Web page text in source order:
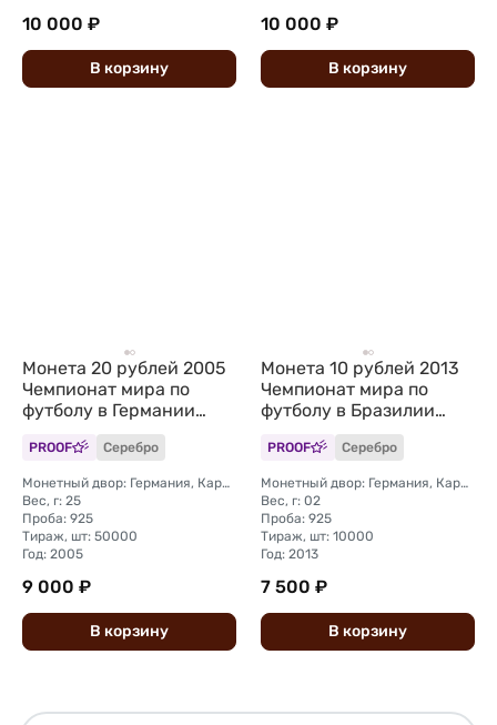
10 000 ₽
В корзину
10 000 ₽
В корзину
Монета 20 рублей 2005
Чемпионат мира по
футболу в Германии
2006 Беларусь
PROOF Серебро
Монетный двор: Германия, Карлсфельд
Вес, г: 25
Проба: 925
Тираж, шт: 50000
Год: 2005
9 000 ₽
В корзину
Монета 10 рублей 2013
Чемпионат мира по
футболу в Бразилии
2014 Беларусь
PROOF Серебро
Монетный двор: Германия, Карлсфельд
Вес, г: 02
Проба: 925
Тираж, шт: 10000
Год: 2013
7 500 ₽
В корзину